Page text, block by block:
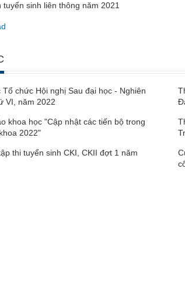
sinh liên thông năm 2021
chức Hội nghị Sau đại học - Nghiên
VI, năm 2022
khoa học "Cập nhật các tiến bộ trong
2022"
thi tuyển sinh CKI, CKII đợt 1 năm